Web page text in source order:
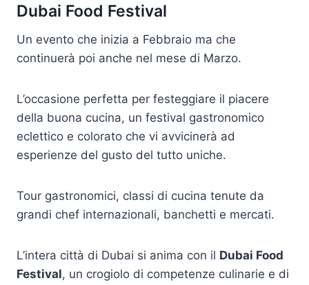
Dubai Food Festival
Un evento che inizia a Febbraio ma che
continuerà poi anche nel mese di Marzo.
L’occasione perfetta per festeggiare il piacere
della buona cucina, un festival gastronomico
eclettico e colorato che vi avvicinerà ad
esperienze del gusto del tutto uniche.
Tour gastronomici, classi di cucina tenute da
grandi chef internazionali, banchetti e mercati.
L’intera città di Dubai si anima con il Dubai Food
Festival, un crogiolo di competenze culinarie e di